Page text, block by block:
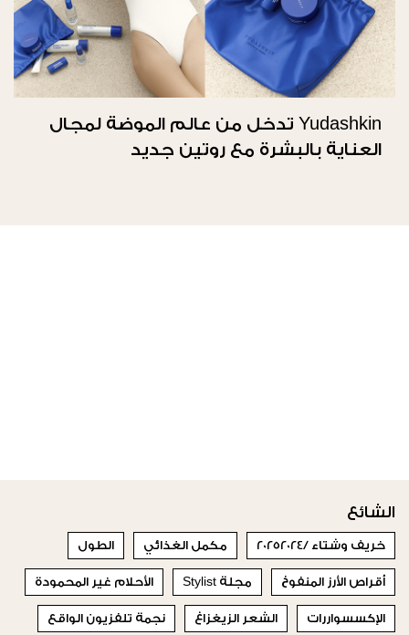
Yudashkin تدخل من عالم الموضة لمجال
العناية بالبشرة مع روتين جديد
الشائع
خريف وشتاء /20252024 مكمل الغذائي الطول
أقراص الأرز المنفوخ مجلة Stylist الأحلام غير المحمودة
الإكسسواررات الشعر الزيغزاغ نجمة تلفزيون الواقع